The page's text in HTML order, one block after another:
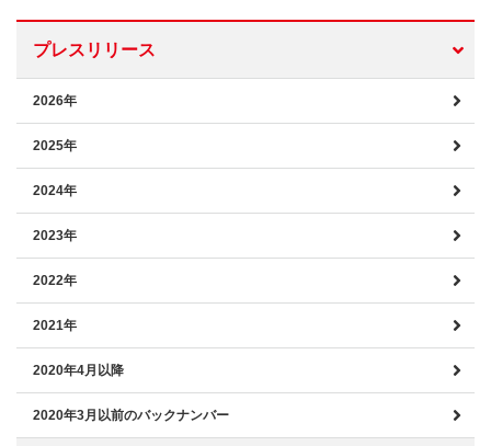
プレスリリース
2026年
2025年
2024年
2023年
2022年
2021年
2020年4月以降
2020年3月以前のバックナンバー